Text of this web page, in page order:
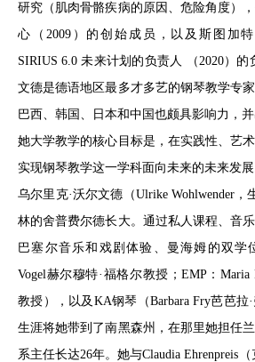
研究（肌肉骨骼疾病的原因、危险角度）
心（2009）的创始成员，以及斯图加
SIRIUS 6.0 未来计划的负责人 （2020）
文德是德语地区最多才多艺的钢琴教学专
巴西、韩国、日本和中国也颇具影响力，并
她大学教学的核心目标是，在实践性、艺
实现钢琴教学这一学科面向未来的未来发展
乌尔里克·沃尔文德（Ulrike Wohlwender，
林的舍普费尔德长大。通过私人课程、音
巴塞尔音乐和戏剧体验、曼海姆的双学
Vogel赫尔穆特·福格尔教授；EMP：Maria
教授），以及KA钢琴（Barbara Fry芭芭拉
生涯将她带到了南黑森州，在那里她担任
系主任长达26年。她与Claudia Ehrenpreis（